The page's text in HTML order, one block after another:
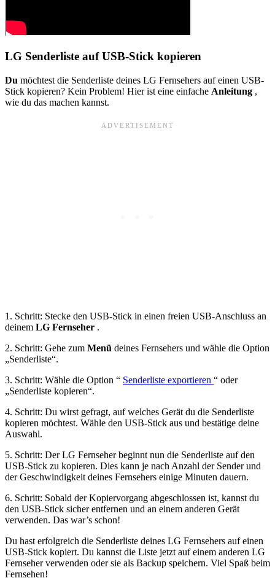
LG Senderliste auf USB-Stick kopieren
Du möchtest die Senderliste deines LG Fernsehers auf einen USB-
Stick kopieren? Kein Problem! Hier ist eine einfache Anleitung ,
wie du das machen kannst.
1. Schritt: Stecke den USB-Stick in einen freien USB-Anschluss an
deinem LG Fernseher .
2. Schritt: Gehe zum Menü deines Fernsehers und wähle die Option
„Senderliste“.
3. Schritt: Wähle die Option “ Senderliste exportieren “ oder
„Senderliste kopieren“.
4. Schritt: Du wirst gefragt, auf welches Gerät du die Senderliste
kopieren möchtest. Wähle den USB-Stick aus und bestätige deine
Auswahl.
5. Schritt: Der LG Fernseher beginnt nun die Senderliste auf den
USB-Stick zu kopieren. Dies kann je nach Anzahl der Sender und
der Geschwindigkeit deines Fernsehers einige Minuten dauern.
6. Schritt: Sobald der Kopiervorgang abgeschlossen ist, kannst du
den USB-Stick sicher entfernen und an einem anderen Gerät
verwenden. Das war’s schon!
Du hast erfolgreich die Senderliste deines LG Fernsehers auf einen
USB-Stick kopiert. Du kannst die Liste jetzt auf einem anderen LG
Fernseher verwenden oder sie als Backup speichern. Viel Spaß beim
Fernsehen!